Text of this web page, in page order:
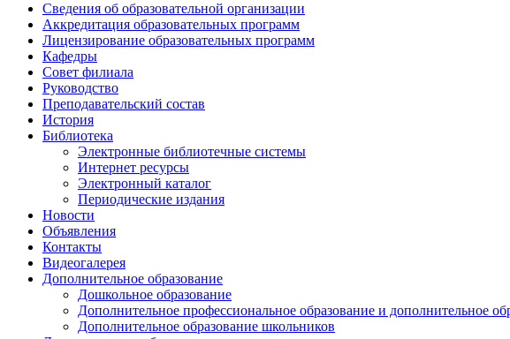
Сведения об образовательной организации
Аккредитация образовательных программ
Лицензирование образовательных программ
Кафедры
Совет филиала
Руководство
Преподавательский состав
История
Библиотека
Электронные библиотечные системы
Интернет ресурсы
Электронный каталог
Периодические издания
Новости
Объявления
Контакты
Видеогалерея
Дополнительное образование
Дошкольное образование
Дополнительное профессиональное образование и дополнительное
Дополнительное образование школьников